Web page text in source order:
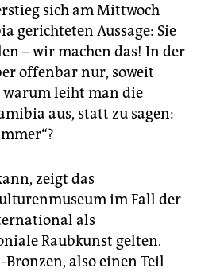
sich am Mittwoch
gerichteten Aussage: Sie
– wir machen das! In der
offenbar nur, soweit
leiht man die
aus, statt zu sagen:
zeigt das
im Fall der
als
Raubkunst gelten.
also einen Teil